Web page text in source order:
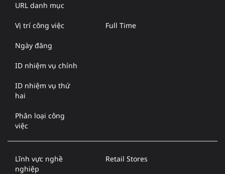
URL danh mục
Vị trí công việc Full Time
Ngày đăng
ID nhiệm vụ chính
ID nhiệm vụ thứ
hai
Phân loại công
việc
Lĩnh vực nghề
nghiệp
Retail Stores